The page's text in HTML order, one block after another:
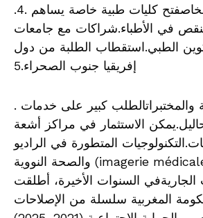
.4. التعليم الطبي الخاصفتح كليات طبية خاصة يساهم
في الأطباء.شراكات مع جامعات
الطبي.استقطاب الطلبة من دول
إفريقيا جنوب الصحراء.5
. مراكز الأشعة والمختبراتالطلب كبير على خدمات
الاستثمار في مراكز أشعة
المتطورة في الراديو
والصحة النووية (imagerie médicale).—سادساً: دور
الجاريةفي السنوات الأخيرة، أطلقت
المغربية سلسلة من الإصلاحات